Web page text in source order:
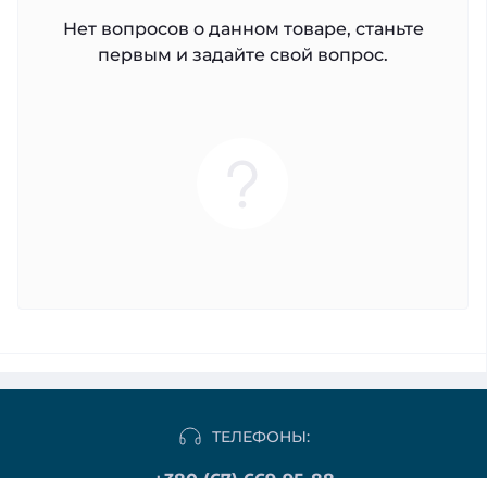
Нет вопросов о данном товаре, станьте
первым и задайте свой вопрос.
ТЕЛЕФОНЫ: